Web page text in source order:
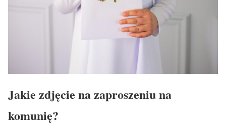
Jakie zdjęcie na zaproszeniu na
komunię?